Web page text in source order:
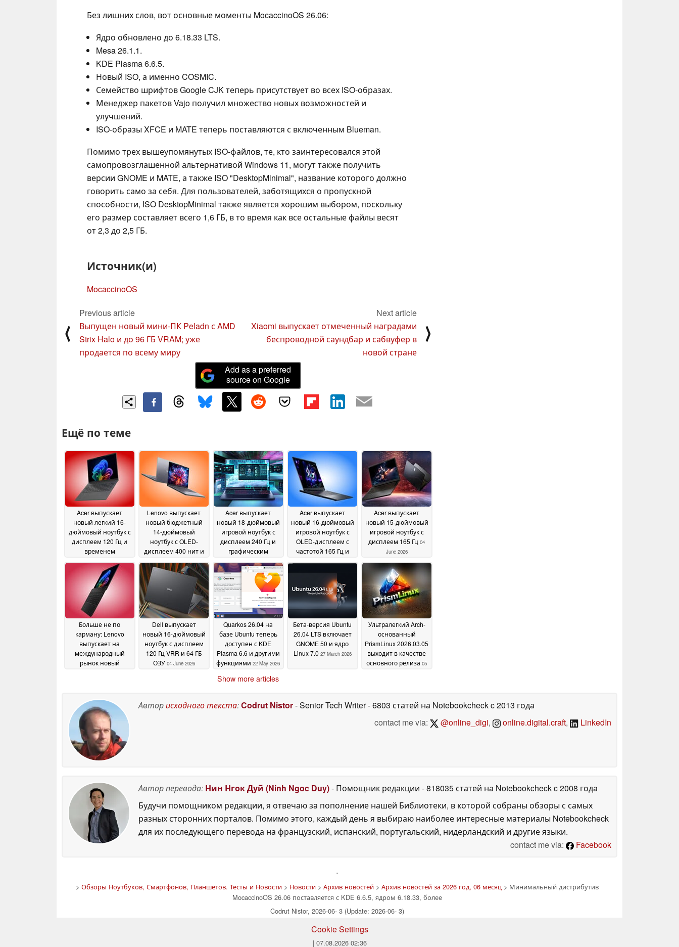
Без лишних слов, вот основные моменты MocaccinoOS 26.06:
Ядро обновлено до 6.18.33 LTS.
Mesa 26.1.1.
KDE Plasma 6.6.5.
Новый ISO, а именно COSMIC.
Семейство шрифтов Google CJK теперь присутствует во всех ISO-образах.
Менеджер пакетов Vajo получил множество новых возможностей и
улучшений.
ISO-образы XFCE и MATE теперь поставляются с включенным Blueman.
Помимо трех вышеупомянутых ISO-файлов, те, кто заинтересовался этой
самопровозглашенной альтернативой Windows 11, могут также получить
версии GNOME и MATE, а также ISO "DesktopMinimal", название которого должно
говорить само за себя. Для пользователей, заботящихся о пропускной
способности, ISO DesktopMinimal также является хорошим выбором, поскольку
его размер составляет всего 1,6 ГБ, в то время как все остальные файлы весят
от 2,3 до 2,5 ГБ.
Источник(и)
MocaccinoOS
⟨
Previous article
Выпущен новый мини-ПК Peladn с AMD
Strix Halo и до 96 ГБ VRAM; уже
продается по всему миру
Next article
Xiaomi выпускает отмеченный наградами
беспроводной саундбар и сабвуфер в
новой стране
⟩
Add as a preferred
source on Google
Ещё по теме
Acer выпускает
новый легкий 16-
дюймовый ноутбук с
дисплеем 120 Гц и
временем
более 14 часов04 June
2026
Lenovo выпускает
новый бюджетный
14-дюймовый
ноутбук с OLED-
дисплеем 400 нит и
SSD04 June 2026
Acer выпускает
новый 18-дюймовый
игровой ноутбук с
дисплеем 240 Гц и
графическим
508004 June 2026
Acer выпускает
новый 16-дюймовый
игровой ноутбук с
OLED-дисплеем с
частотой 165 Гц и
автономной работы,
чем у старшей
модели04 June 2026
Acer выпускает
новый 15-дюймовый
игровой ноутбук с
дисплеем 165 Гц 04
June 2026
Больше не по
карману: Lenovo
выпускает на
международный
рынок новый
04 June 2026
Dell выпускает
новый 16-дюймовый
ноутбук с дисплеем
120 Гц VRR и 64 ГБ
ОЗУ 04 June 2026
Quarkos 26.04 на
базе Ubuntu теперь
доступен с KDE
Plasma 6.6 и другими
функциями 22 May 2026
Бета-версия Ubuntu
26.04 LTS включает
GNOME 50 и ядро
Linux 7.0 27 March 2026
Ультралегкий Arch-
основанный
PrismLinux 2026.03.05
выходит в качестве
основного релиза 05
Show more articles
Авторисходного текста:Codrut Nistor- Senior Tech Writer- 6803 статей на Notebookcheckc 2013 года
contact me via:
@online_digi, online.digital.craft, LinkedIn
Автор перевода: Нин Нгок Дуй (Ninh Ngoc Duy)- Помощник редакции - 818035 статей на Notebookcheckc 2008 года
Будучи помощником редакции, я отвечаю за пополнение нашей Библиотеки, в которой собраны обзоры с самых
разных сторонних порталов. Помимо этого, каждый день я выбираю наиболее интересные материалы Notebookcheck
для их последующего перевода на французский, испанский, португальский, нидерландский и другие языки.
contact me via:
Facebook
'
> Обзоры Ноутбуков, Смартфонов, Планшетов. Тесты и Новости> Новости> Архив новостей> Архив новостей за 2026 год, 06 месяц > Минимальный дистрибутив
MocaccinoOS 26.06 поставляется с KDE 6.6.5, ядром 6.18.33, более
Codrut Nistor, 2026-06- 3 (Update: 2026-06- 3)
Cookie Settings
| 07.08.2026 02:36